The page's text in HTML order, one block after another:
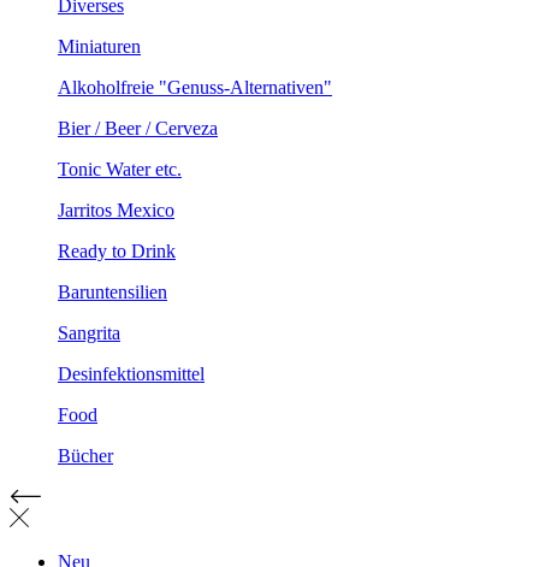
Diverses
Miniaturen
Alkoholfreie "Genuss-Alternativen"
Bier / Beer / Cerveza
Tonic Water etc.
Jarritos Mexico
Ready to Drink
Baruntensilien
Sangrita
Desinfektionsmittel
Food
Bücher
Neu